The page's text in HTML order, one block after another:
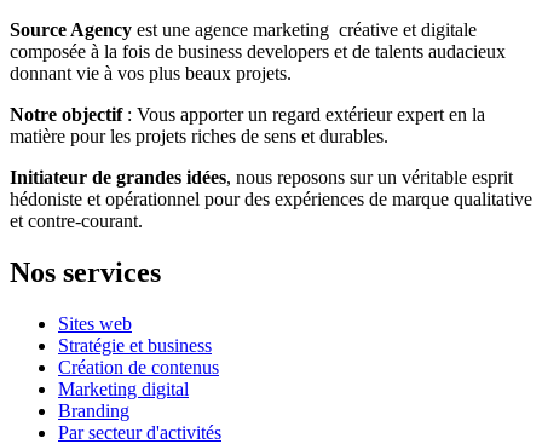
Source Agency est une agence marketing créative et digitale
composée à la fois de business developers et de talents audacieux
donnant vie à vos plus beaux projets.
Notre objectif: Vous apporter un regard extérieur expert en la
matière pour les projets riches de sens et durables.
Initiateur de grandes idées, nous reposons sur un véritable esprit
hédoniste et opérationnel pour des expériences de marque qualitative
et contre-courant.
Nos services
Sites web
Stratégie et business
Création de contenus
Marketing digital
Branding
Par secteur d'activités